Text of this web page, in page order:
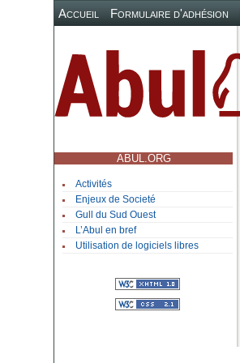
Accueil Formulaire d'adhésion
ABUL.ORG
Activités
Enjeux de Societé
Gull du Sud Ouest
L’Abul en bref
Utilisation de logiciels libres